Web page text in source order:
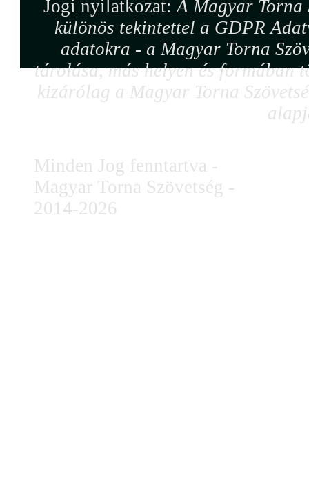
Jogi nyilatkozat:A Magyar Torna
különös tekintettel a GDPR
adatokra - a Magyar Torna
tárolása, más helyen és formában
kizárólag a Magyar Torna
Minden Jog fenntartva -
Magyar Torna Szövetség -
2014-2026